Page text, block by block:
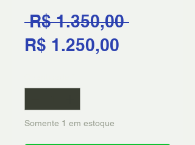
R$ 1.350,00 Preço
R$ 1.250,00
Somente 1 em estoque